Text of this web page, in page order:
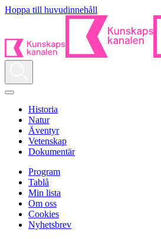
Hoppa till huvudinnehåll
Historia
Natur
Äventyr
Vetenskap
Dokumentär
Program
Tablå
Min lista
Om oss
Cookies
Nyhetsbrev